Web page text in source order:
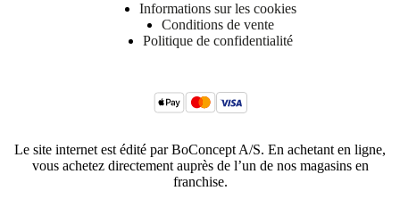
Informations sur les cookies
Conditions de vente
Politique de confidentialité
Le site internet est édité par BoConcept A/S. En achetant en ligne,
vous achetez directement auprès de l’un de nos magasins en
franchise.